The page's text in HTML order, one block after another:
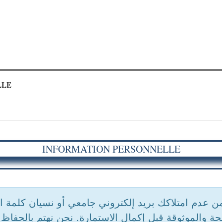
INFORMATION PERSONNELLE
عدم امتلاكك بريد إلكتروني جامعي أو نسيان كلمة
والموثوقة قبل إكمال الاستمارة. نحن نهتم